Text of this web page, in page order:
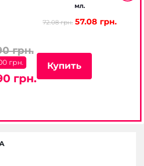
мл.
72.08 грн. 57.08 грн.
грн.
грн.
грн.
Купить